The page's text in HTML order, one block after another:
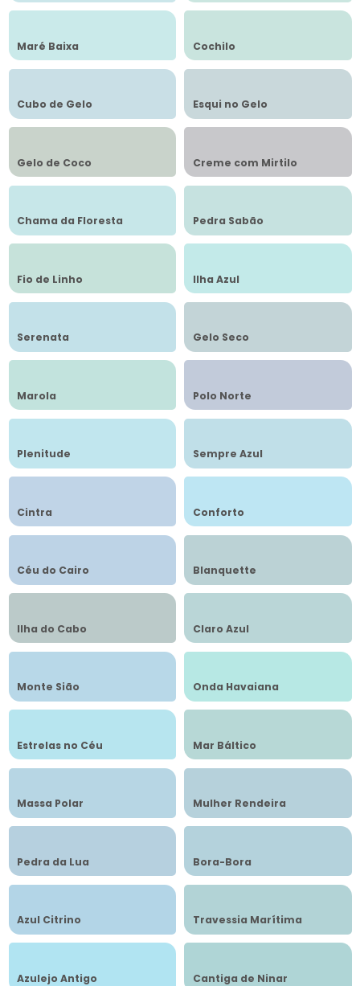
Maré Baixa Cochilo
Cubo de Gelo Esqui no Gelo
Gelo de Coco Creme com Mirtilo
Chama da Floresta Pedra Sabão
Fio de Linho Ilha Azul
Serenata Gelo Seco
Marola Polo Norte
Plenitude Sempre Azul
Cintra Conforto
Céu do Cairo Blanquette
Ilha do Cabo Claro Azul
Monte Sião Onda Havaiana
Estrelas no Céu Mar Báltico
Massa Polar Mulher Rendeira
Pedra da Lua Bora-Bora
Azul Citrino Travessia Marítima
Azulejo Antigo Cantiga de Ninar